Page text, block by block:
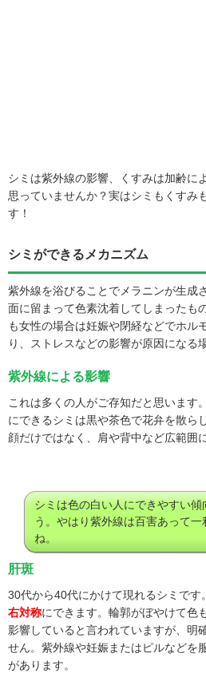
シミは紫外線の影響、くすみは加齢に
思っていませんか？実はシミもくすみ
す！
シミができるメカニズム
紫外線を浴びることでメラニンが生成
面に留まって色素沈着してしまったも
も女性の場合は妊娠や閉経などでホル
り、ストレスなどの影響が原因になる
紫外線による影響
これは多くの人がご存知だと思います
にできるシミは黒や茶色で花弁を散ら
顔だけではなく、肩や背中など広範囲
シミは色の白い人にできやすい傾
う。やはり紫外線は百害あって一
ね。
肝斑
30代から40代にかけて現れるシミです
右対称にできます。輪郭がぼやけて色
影響していると言われていますが、明
せん。紫外線や妊娠またはピルなどを
があります。